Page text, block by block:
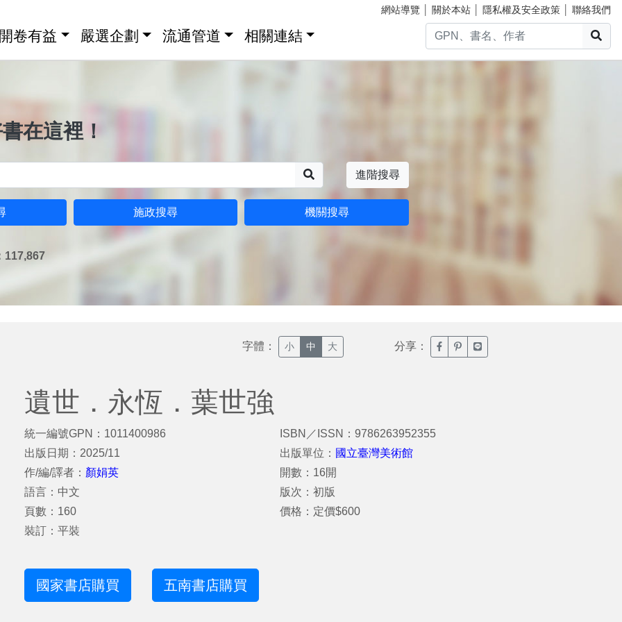
網站導覽 關於本站 隱私權及安全政策 聯絡我們
卷有益 嚴選企劃 流通管道 相關連結
在這裡！
進階搜尋
施政搜尋 機關搜尋
117,867
字體： 小 中 大 分享： 臉書分享(另開新視窗)
噗浪分享(另開新視窗)
Line分享(另開新視窗)
遺世．永恆．葉世強
統一編號GPN：1011400986
出版日期：2025/11
作/編/譯者： 顏娟英
語言：中文
頁數：160
裝訂：平裝
ISBN／ISSN：9786263952355
出版單位： 國立臺灣美術館
開數：16開
版次：初版
價格：定價$600
國家書店購買 五南書店購買